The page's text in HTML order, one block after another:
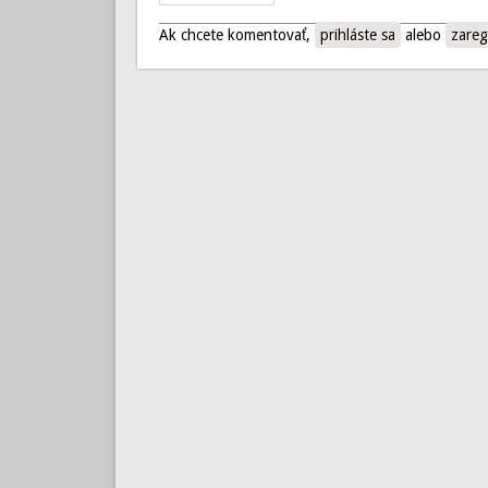
Ak chcete komentovať, prihláste sa alebo